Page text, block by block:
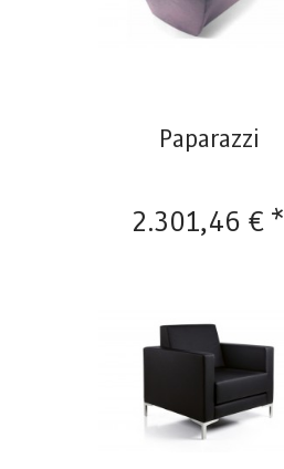
Paparazzi
2.301,46 € *